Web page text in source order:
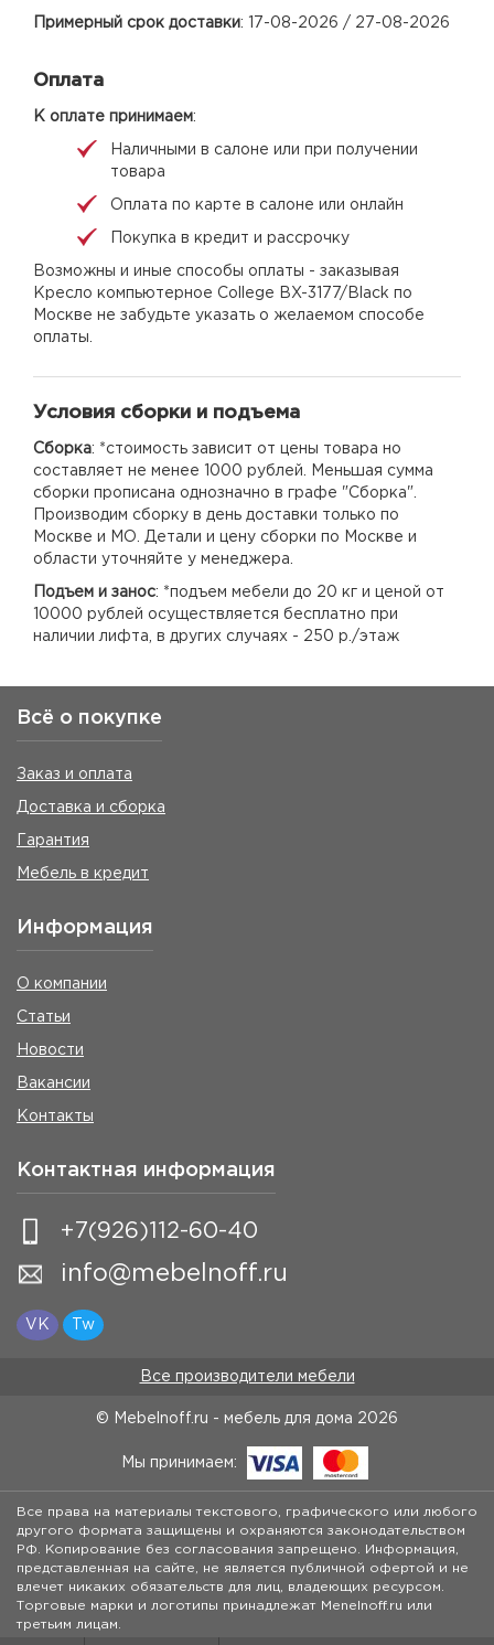
Примерный срок доставки: 17-08-2026 / 27-08-2026
Оплата
К оплате принимаем:
Наличными в салоне или при получении
товара
Оплата по карте в салоне или онлайн
Покупка в кредит и рассрочку
Возможны и иные способы оплаты - заказывая
Кресло компьютерное College BX-3177/Black по
Москве не забудьте указать о желаемом способе
оплаты.
Условия сборки и подъема
Сборка: *стоимость зависит от цены товара но
составляет не менее 1000 рублей. Меньшая сумма
сборки прописана однозначно в графе "Сборка".
Производим сборку в день доставки только по
Москве и МО. Детали и цену сборки по Москве и
области уточняйте у менеджера.
Подъем и занос: *подъем мебели до 20 кг и ценой от
10000 рублей осуществляется бесплатно при
наличии лифта, в других случаях - 250 р./этаж
Всё о покупке
Заказ и оплата
Доставка и сборка
Гарантия
Мебель в кредит
Информация
О компании
Статьи
Новости
Вакансии
Контакты
Контактная информация
+7(926)112-60-40
info@mebelnoff.ru
VK Tw
Все производители мебели
© Mebelnoff.ru - мебель для дома 2026
Мы принимаем:
Все права на материалы текстового, графического или любого
другого формата защищены и охраняются законодательством
РФ. Копирование без согласования запрещено. Информация,
представленная на сайте, не является публичной офертой и не
влечет никаких обязательств для лиц, владеющих ресурсом.
Торговые марки и логотипы принадлежат Menelnoff.ru или
третьим лицам.